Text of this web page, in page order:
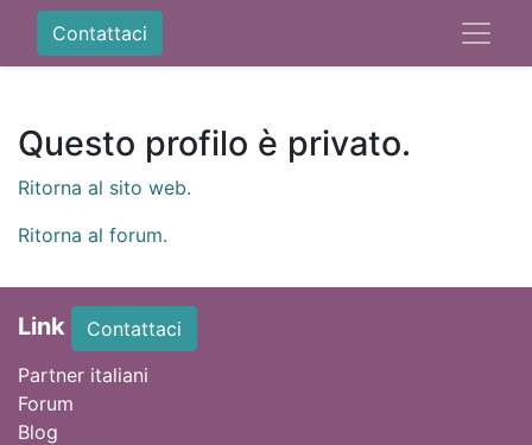
Contattaci
Questo profilo è privato.
Ritorna al sito web.
Ritorna al forum.
Link
Contattaci
Partner italiani
Forum
Blog